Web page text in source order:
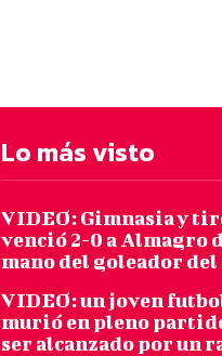
Lo más visto
VIDEO: Gimnasia y
venció 2-0 a Almagro
mano del goleador
VIDEO: un joven
murió en pleno
ser alcanzado por un